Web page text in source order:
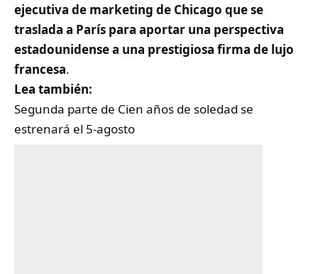
ejecutiva de marketing de Chicago que se
traslada a París para aportar una perspectiva
estadounidense a una prestigiosa firma de lujo
francesa.
Lea también:
Segunda parte de Cien años de soledad se
estrenará el 5-agosto